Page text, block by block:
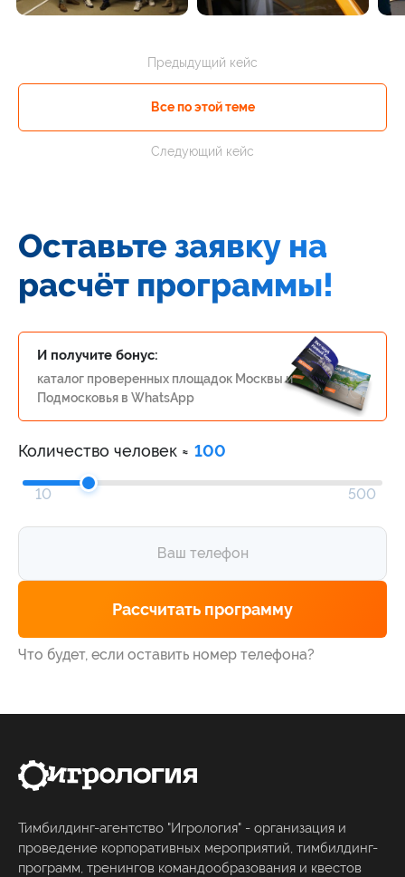
Предыдущий кейс
Все по этой теме
Следующий кейс
Оставьте заявку на
расчёт программы!
И получите бонус:
каталог проверенных площадок Москвы и
Подмосковья в WhatsApp
Количество человек ≈ 100
10 500
Что будет, если оставить номер телефона?
Alternative:
Тимбилдинг-агентство "Игрология" - организация и
проведение корпоративных мероприятий, тимбилдинг-
программ, тренингов командообразования и квестов